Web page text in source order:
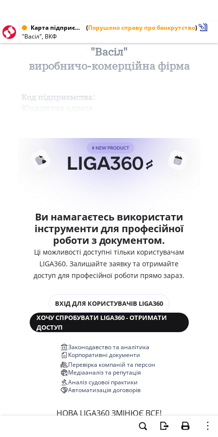
Карта підприємства від 20.05.1995 (Порушено справу про банкрутство)
"Васіл", ВКФ
"Васіл"
виробничо-комерційна фірма
Код підприємства:
Ви намагаєтесь використати
інструменти для професійної
роботи з документом.
Ці можливості доступні тільки користувачам
LIGA360. Залишайте заявку та отримайте
доступ для професійної роботи прямо зараз.
ВХІД ДЛЯ КОРИСТУВАЧІВ LIGA360
ХОЧУ СПРОБУВАТИ LIGA360 - ОТРИМАТИ
ДОСТУП
Законодавство та аналітика
Корпоративні документи
Перевірка компаній та персон
Медіааналіз та репутація
Аналіз судової практики
Автоматизація договорів
НОВА LIGA360 ЗМІНЮЄ ВСЕ!